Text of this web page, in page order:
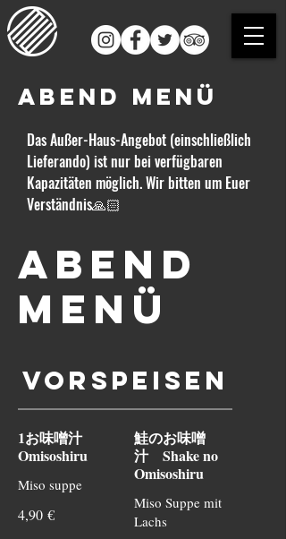
abend menü
Das Außer-Haus-Angebot (einschließlich
Lieferando) ist nur bei verfügbaren
Kapazitäten möglich. Wir bitten um Euer
Verständnis🙏🏻
Abend
menü
Vorspeisen
1お味噌汁
Omisoshiru
Miso suppe
4,90 €
鮭のお味噌
汁 Shake no
Omisoshiru
Miso Suppe mit
Lachs